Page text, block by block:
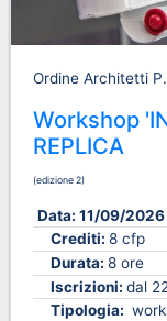
Ordine Architetti
Workshop
REPLICA
(edizione 2)
Data: 11/09/2026
Crediti: 8 cfp
Durata: 8 ore
Iscrizioni: dal
Tipologia: